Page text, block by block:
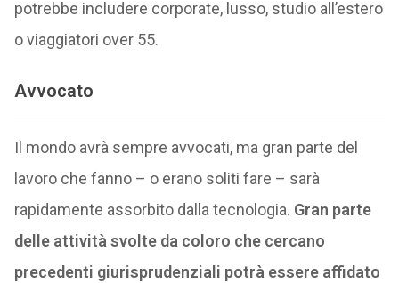
potrebbe includere corporate, lusso, studio all’estero
o viaggiatori over 55.
Avvocato
Il mondo avrà sempre avvocati, ma gran parte del
lavoro che fanno – o erano soliti fare – sarà
rapidamente assorbito dalla tecnologia. Gran parte
delle attività svolte da coloro che cercano
precedenti giurisprudenziali potrà essere affidato